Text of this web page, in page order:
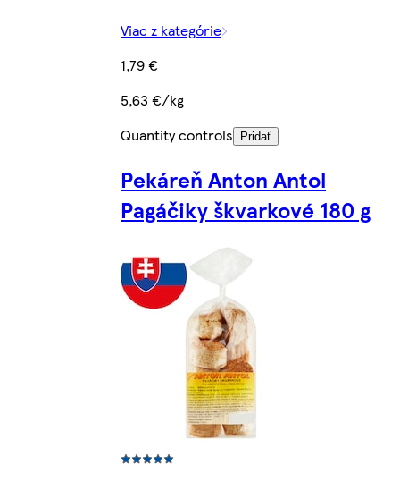
Viac z kategórie
1,79 €
5,63 €/kg
Quantity controls
Pridať
Pekáreň Anton Antol
Pagáčiky škvarkové 180 g